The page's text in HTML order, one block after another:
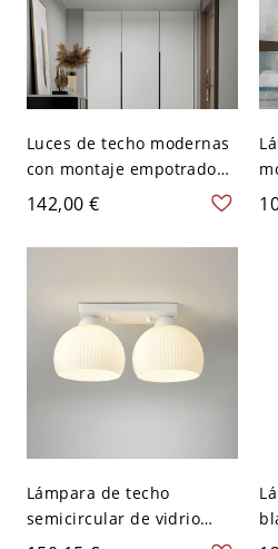
Luces de techo modernas
con montaje empotrado
de flujo y pantalla acrílica
blanca con 2 bombillas
LED - Negro-blanco 110 A
142,00 €
Lámpara de techo
semicircular de vidrio
acanalado blanco con